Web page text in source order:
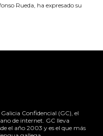
Rueda, ha expresado su
Confidencial (GC), el
de internet. GC lleva
el año 2003 y es el que más